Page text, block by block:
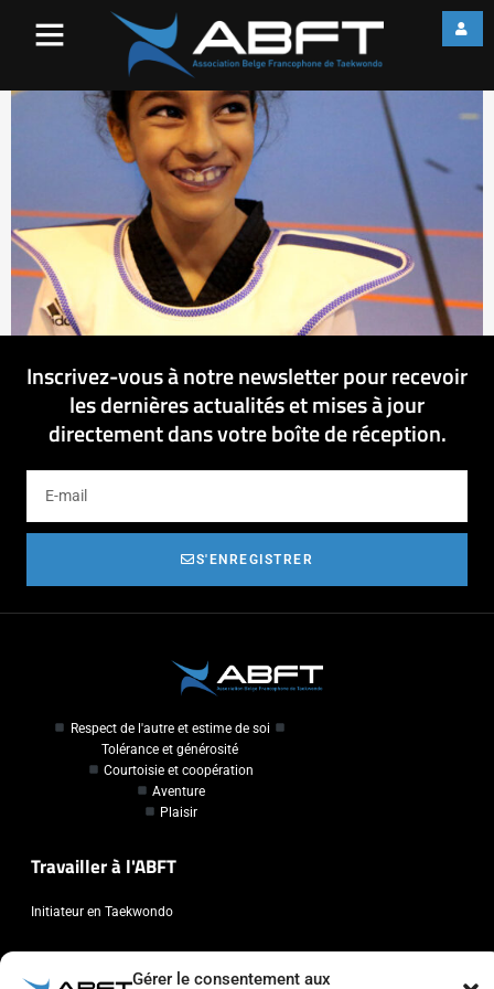
Gérer le consentement aux
Inscrivez-vous à notre newsletter pour recevoir
les dernières actualités et mises à jour
directement dans votre boîte de réception.
S'ENREGISTRER
Respect de l'autre et estime de soi
Tolérance et générosité
Courtoisie et coopération
Aventure
Plaisir
Travailler à l'ABFT
Initiateur en Taekwondo